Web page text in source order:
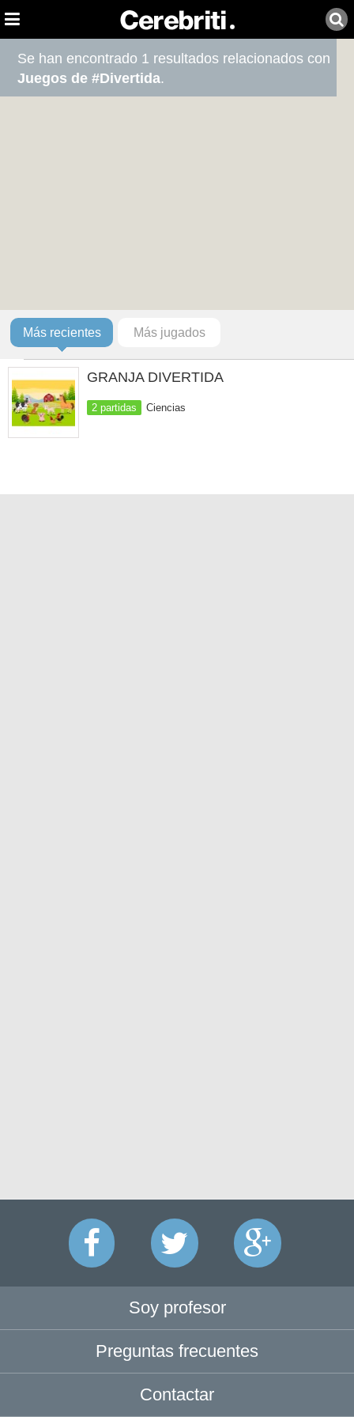
Se han encontrado 1 resultados relacionados con
Juegos de #Divertida.
Más recientes Más jugados
GRANJA DIVERTIDA
2 partidas Ciencias
Soy profesor
Preguntas frecuentes
Contactar